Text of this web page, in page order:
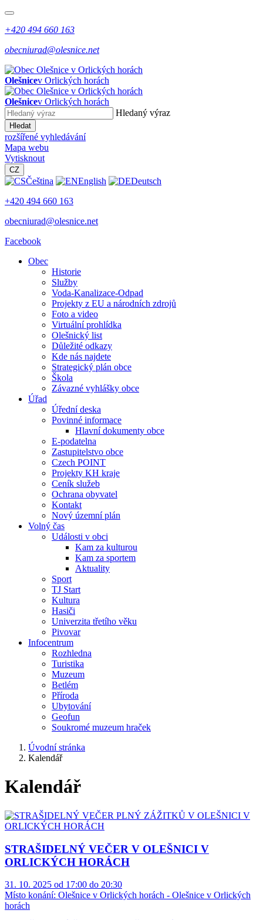
+420 494 660 163
obecniurad@olesnice.net
Olešnicev Orlických horách
Olešnicev Orlických horách
Hledaný výraz
Hledat
rozšířené vyhledávání
Mapa webu
Vytisknout
CZ
Čeština English
Deutsch
+420 494 660 163
obecniurad@olesnice.net
Facebook
Obec
Historie
Služby
Voda-Kanalizace-Odpad
Projekty z EU a národních zdrojů
Foto a video
Virtuální prohlídka
Olešnický list
Důležité odkazy
Kde nás najdete
Strategický plán obce
Škola
Závazné vyhlášky obce
Úřad
Úřední deska
Povinné informace
Hlavní dokumenty obce
E-podatelna
Zastupitelstvo obce
Czech POINT
Projekty KH kraje
Ceník služeb
Ochrana obyvatel
Kontakt
Nový územní plán
Volný čas
Události v obci
Kam za kulturou
Kam za sportem
Aktuality
Sport
TJ Start
Kultura
Hasiči
Univerzita třetího věku
Pivovar
Infocentrum
Rozhledna
Turistika
Muzeum
Betlém
Příroda
Ubytování
Geofun
Soukromé muzeum hraček
Úvodní stránka
Kalendář
Kalendář
STRAŠIDELNÝ VEČER V OLEŠNICI V
ORLICKÝCH HORÁCH
31. 10. 2025 od 17:00 do 20:30
Místo konání: Olešnice v Orlických horách - Olešnice v Orlických
horách